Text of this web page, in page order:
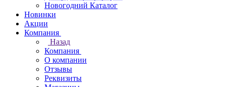
Новогодний Каталог
Новинки
Акции
Компания
Назад
Компания
О компании
Отзывы
Реквизиты